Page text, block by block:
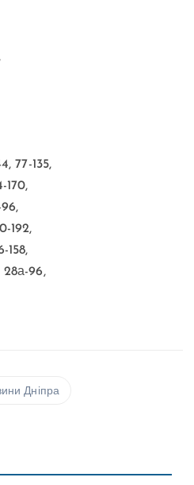
1,3,4.
77-135,
170,
192,
158,
28а-96,
Дніпра